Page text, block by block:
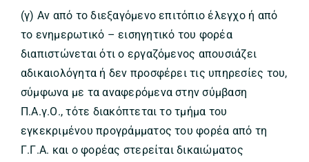
(γ) Αν από το διεξαγόμενο επιτόπιο έλεγχο ή από
το ενημερωτικό – εισηγητικό του φορέα
διαπιστώνεται ότι ο εργαζόμενος απουσιάζει
αδικαιολόγητα ή δεν προσφέρει τις υπηρεσίες του,
σύμφωνα με τα αναφερόμενα στην σύμβαση
Π.Α.γ.Ο., τότε διακόπτεται το τμήμα του
εγκεκριμένου προγράμματος του φορέα από τη
Γ.Γ.Α. και ο φορέας στερείται δικαιώματος